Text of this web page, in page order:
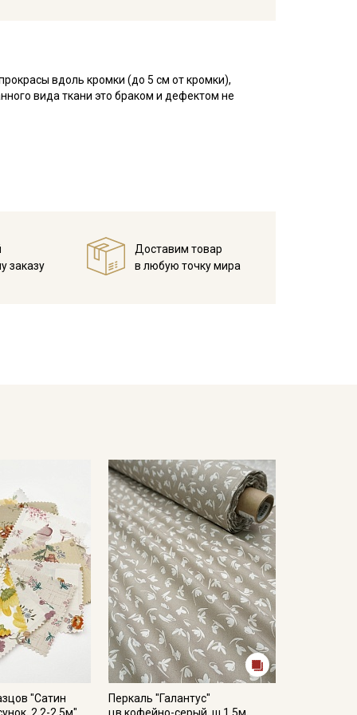
вдоль кромки (до 5 см от кромки),
вида ткани это браком и дефектом не
фактурной структурой в виде ячеек с
мягкости, после стирки жесткая; полотно
заказу
Доставим товар
в любую точку мира
"Сатин
Перкаль "Галантус"